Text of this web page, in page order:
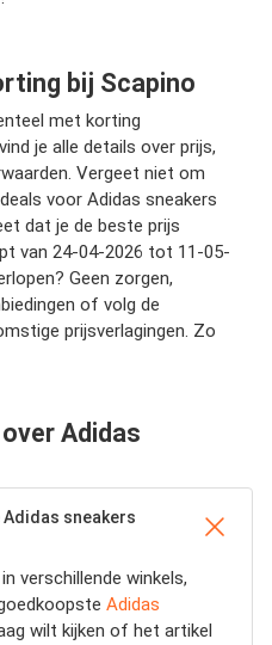
bij Scapino
met korting
je alle details over prijs,
Vergeet niet om
voor Adidas sneakers
dat je de beste prijs
van 24-04-2026 tot 11-05-
Geen zorgen,
of volg de
prijsverlagingen. Zo
Adidas
sneakers
verschillende winkels,
Adidas
wilt kijken of het artikel